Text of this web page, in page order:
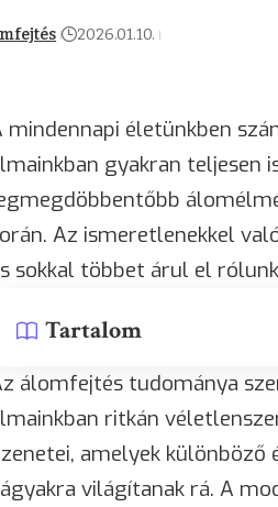
2026.01.10.
mindennapi életünkben
gyakran teljesen
Az ismeretlenekkel
sokkal többet árul el
Tartalom
álomfejtés tudománya
ritkán
amelyek
világítanak rá. A